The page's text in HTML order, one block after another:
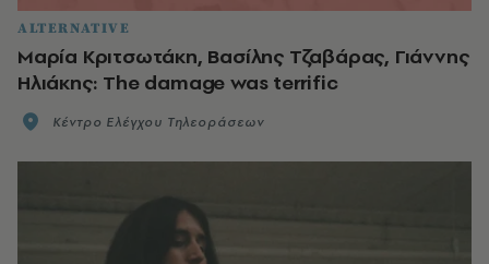
ALTERNATIVE
Mαρία Κριτσωτάκη, Βασίλης Τζαβάρας, Γιάννης
Ηλιάκης: The damage was terrific
Κέντρο Ελέγχου Τηλεοράσεων